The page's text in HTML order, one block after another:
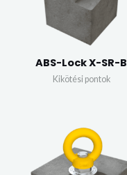
ABS-Lock X-SR-B
Kikötési pontok